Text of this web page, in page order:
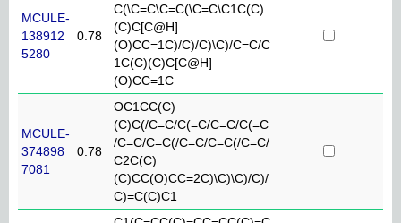
MCULE-
138912
5280
0.78
C(\C=C\C=C(\C=C\C1C(C)
(C)C[C@H]
(O)CC=1C)/C)/C)\C)/C=C/C
1C(C)(C)C[C@H]
(O)CC=1C
MCULE-
374898
7081
0.78
OC1CC(C)
(C)C(/C=C/C(=C/C=C/C(=C
/C=C/C=C(/C=C/C=C(/C=C/
C2C(C)
(C)CC(O)CC=2C)\C)\C)/C)/
C)=C(C)C1